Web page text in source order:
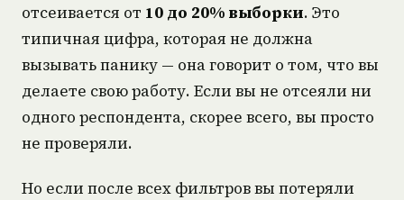
отсеивается от 10 до 20% выборки. Это
типичная цифра, которая не должна
вызывать панику — она говорит о том, что вы
делаете свою работу. Если вы не отсеяли ни
одного респондента, скорее всего, вы просто
не проверяли.
Но если после всех фильтров вы потеряли